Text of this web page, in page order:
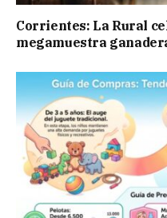
Corrientes: La Rural
megamuestra